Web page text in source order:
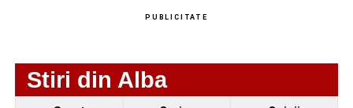
PUBLICITATE
Stiri din Alba